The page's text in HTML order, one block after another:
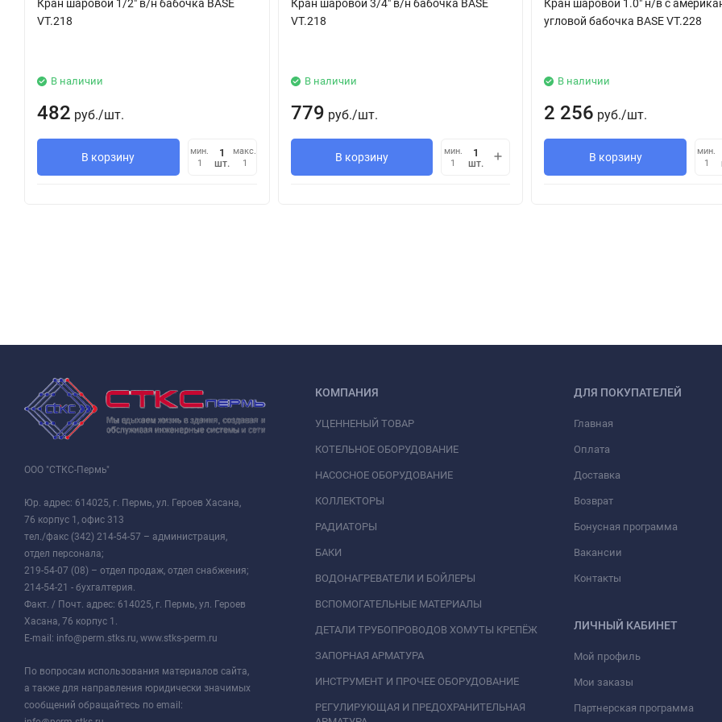
Кран шаровой 1/2" в/н бабочка BASЕ
VT.218
В наличии
482 руб./шт.
В корзину
мин.
1
шт.
макс.
1
Кран шаровой 3/4" в/н бабочка BASЕ
VT.218
В наличии
779 руб./шт.
В корзину
мин.
1
шт.
Кран шаровой 1.0" н/в с
угловой бабочка BASE VT.228
В наличии
2 256 руб./шт.
В корзину
мин.
1
ООО "СТКС-Пермь"
Юр. адрес: 614025, г. Пермь, ул. Героев Хасана,
76 корпус 1, офис 313
тел./факс (342) 214-54-57 – администрация,
отдел персонала;
219-54-07 (08) – отдел продаж, отдел снабжения;
214-54-21 - бухгалтерия.
Факт. / Почт. адрес: 614025, г. Пермь, ул. Героев
Хасана, 76 корпус 1.
E-mail: info@perm.stks.ru, www.stks-perm.ru
По вопросам использования материалов сайта,
а также для направления юридически значимых
сообщений обращайтесь по email:
КОМПАНИЯ
УЦЕННЕНЫЙ ТОВАР
КОТЕЛЬНОЕ ОБОРУДОВАНИЕ
НАСОСНОЕ ОБОРУДОВАНИЕ
КОЛЛЕКТОРЫ
РАДИАТОРЫ
БАКИ
ВОДОНАГРЕВАТЕЛИ И БОЙЛЕРЫ
ВСПОМОГАТЕЛЬНЫЕ МАТЕРИАЛЫ
ДЕТАЛИ ТРУБОПРОВОДОВ ХОМУТЫ КРЕПЁЖ
ЗАПОРНАЯ АРМАТУРА
ИНСТРУМЕНТ И ПРОЧЕЕ ОБОРУДОВАНИЕ
РЕГУЛИРУЮЩАЯ И ПРЕДОХРАНИТЕЛЬНАЯ
ДЛЯ ПОКУПАТЕЛЕЙ
Главная
Оплата
Доставка
Возврат
Бонусная программа
Вакансии
Контакты
ЛИЧНЫЙ КАБИНЕТ
Мой профиль
Мои заказы
Партнерская программа